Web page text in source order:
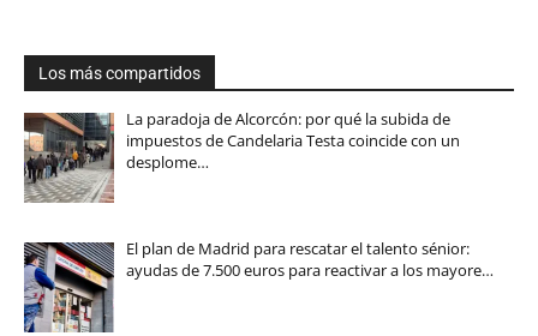
Los más compartidos
La paradoja de Alcorcón: por qué la subida de
impuestos de Candelaria Testa coincide con un
desplome…
El plan de Madrid para rescatar el talento sénior:
ayudas de 7.500 euros para reactivar a los mayore…